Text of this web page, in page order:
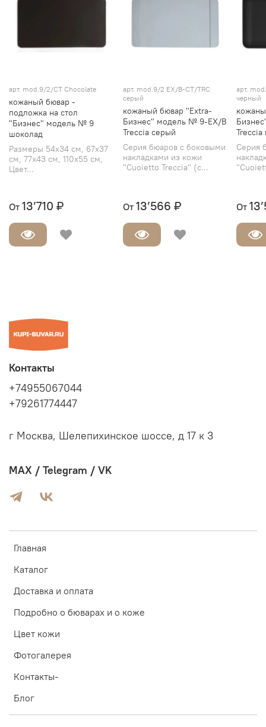
арт. mod.9/2/СТ Chocolate
кожаный бювар -
подложка на стол
"Бизнес" модель № 9
шоколад
Размеры 54х34 см, 67х37
см, 77х43 см, 110х55 см,
Цвет...
От 13’710 ₽
арт. mod.9/2 EX/B-CT/TRC
серый
кожаный бювар "Extra-
Бизнес" модель № 9-EX/B
Treccia серый
Серия бюаров с боковыми
накладками из кожи
"Cuoietto Treccia" (с...
От 13’566 ₽
арт.
черный
Treccia
Серия
От
Главная
Каталог
Доставка и оплата
Подробно о бюварах и о коже
Цвет кожи
Фотогалерея
Контакты-
Блог
Контакты
+74955067044
+79261774447
г Москва, Шелепихинское шоссе, д 17 к 3
MAX / Telegram / VK